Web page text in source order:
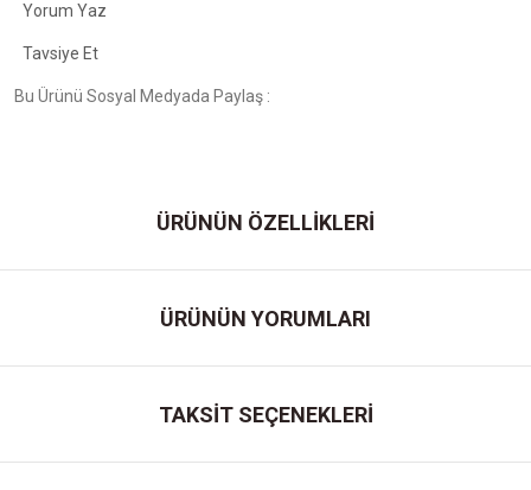
Yorum Yaz
Tavsiye Et
Bu Ürünü Sosyal Medyada Paylaş :
ÜRÜNÜN ÖZELLİKLERİ
ÜRÜNÜN YORUMLARI
TAKSİT SEÇENEKLERİ